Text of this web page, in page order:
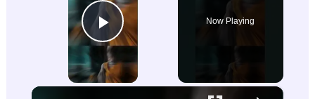
Play Video
Now Playing
×